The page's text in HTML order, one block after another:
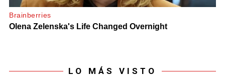
LO MÁS VISTO